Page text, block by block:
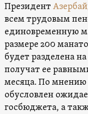
Президент
всем трудовым
единовременную
размере 200
будет разделена
получат ее
месяца. По мнению
обусловлен
госбюджета, а